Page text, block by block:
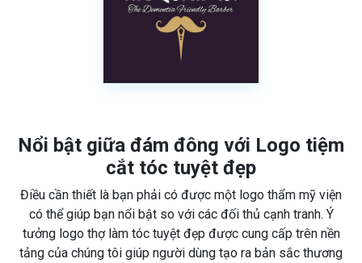
Nổi bật giữa đám đông với Logo tiệm
cắt tóc tuyệt đẹp
Điều cần thiết là bạn phải có được một logo thẩm mỹ viện
có thể giúp bạn nổi bật so với các đối thủ cạnh tranh. Ý
tưởng logo thợ làm tóc tuyệt đẹp được cung cấp trên nền
tảng của chúng tôi giúp người dùng tạo ra bản sắc thương